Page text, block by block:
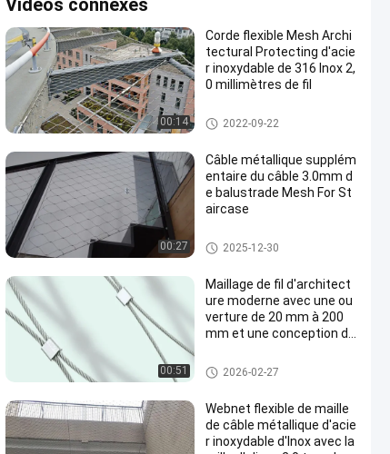
Vidéos connexes
00:14
Corde flexible Mesh Archi
tectural Protecting d'acie
r inoxydable de 316 Inox 2,
0 millimètres de fil
grillage architectural
2022-09-22
00:27
Câble métallique supplém
entaire du câble 3.0mm d
e balustrade Mesh For St
aircase
Maille de câble métallique
2025-12-30
00:51
Maillage de fil d'architect
ure moderne avec une ou
verture de 20 mm à 200
mm et une conception de
al
grillage architectural
2026-02-27
Webnet flexible de maille
de câble métallique d'acie
r inoxydable d'Inox avec la